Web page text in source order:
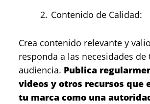
Contenido de Calidad:
Crea contenido relevante y
responda a las necesidades de
audiencia. Publica
videos y otros recursos que
tu marca como una